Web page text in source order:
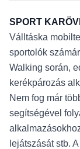
SPORT
Válltáska
sportolók
Walking során,
kerékpározás
Nem fog már
segítségével
lejátszását stb.